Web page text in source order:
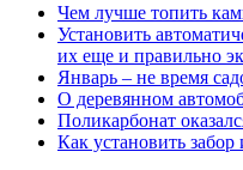
Чем лучше топить
Установить
их еще и правильно
Январь – не время
О деревянном
Поликарбонат
Как установить забор